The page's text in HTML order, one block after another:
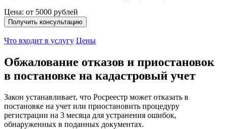
Цена: от 5000 рублей
Получить консультацию
Что входит в услугу Цены
Обжалование отказов и приостановок
в постановке на кадастровый учет
Закон устанавливает, что Росреестр может отказать в
постановке на учет или приостановить процедуру
регистрации на 3 месяца для устранения ошибок,
обнаруженных в поданных документах.